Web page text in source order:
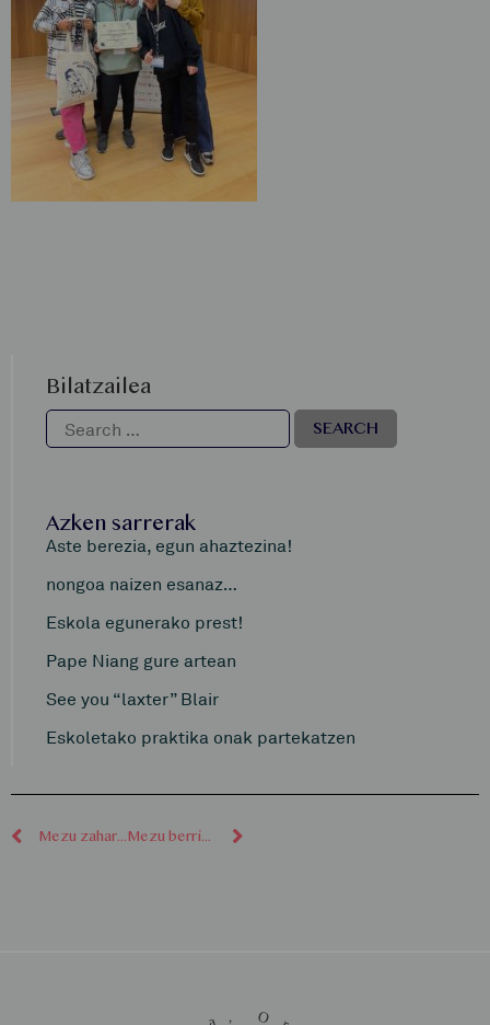
Bilatzailea
Azken sarrerak
Aste berezia, egun ahaztezina!
nongoa naizen esanaz…
Eskola egunerako prest!
Pape Niang gure artean
See you “laxter” Blair
Eskoletako praktika onak partekatzen
Mezu zaharragoak Mezu berriagoak